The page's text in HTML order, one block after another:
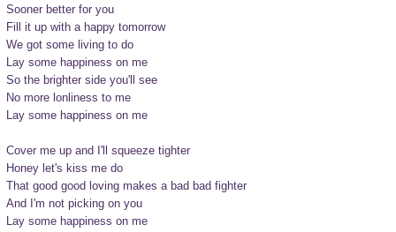
Sooner better for you
Fill it up with a happy tomorrow
We got some living to do
Lay some happiness on me
So the brighter side you'll see
No more lonliness to me
Lay some happiness on me
Cover me up and I'll squeeze tighter
Honey let's kiss me do
That good good loving makes a bad bad fighter
And I'm not picking on you
Lay some happiness on me